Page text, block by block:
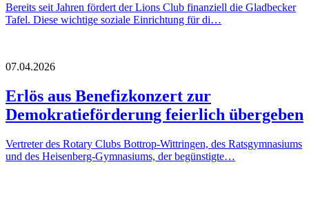
Bereits seit Jahren fördert der Lions Club finanziell die Gladbecker
Tafel. Diese wichtige soziale Einrichtung für di…
07.04.2026
Erlös aus Benefizkonzert zur
Demokratieförderung feierlich übergeben
Vertreter des Rotary Clubs Bottrop-Wittringen, des Ratsgymnasiums
und des Heisenberg-Gymnasiums, der begünstigte…